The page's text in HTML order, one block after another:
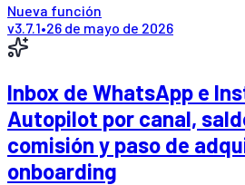
Nueva función
v3.7.1•26 de mayo de 2026
Inbox de WhatsApp e
Autopilot por canal,
comisión y paso de
onboarding